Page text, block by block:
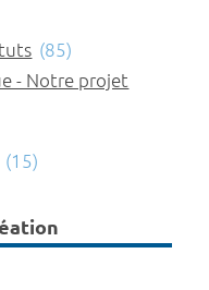
(85)
- Notre projet
(15)